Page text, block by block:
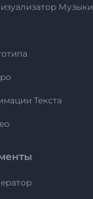
Музыки
Текста